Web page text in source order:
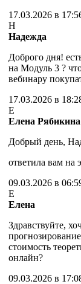
17.03.2026 в
Н
Надежда
Доброго дня!
на Модуль 3 ?
вебинару
17.03.2026 в
Е
Елена Рябикина
Добрый день,
ответила вам на
09.03.2026 в
Е
Елена
Здравствуйте,
стоимость
онлайн?
09.03.2026 в